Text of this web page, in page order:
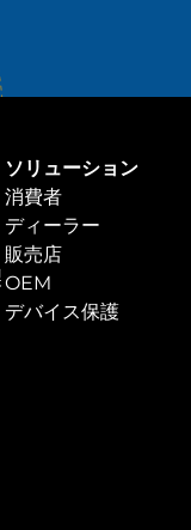
ソリューション
消費者
ディーラー
販売店
OEM
デバイス保護